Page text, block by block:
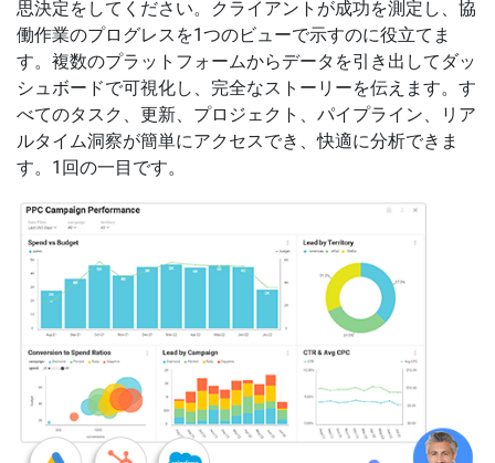
思決定をしてください。クライアントが成功を測定し、協
働作業のプログレスを1つのビューで示すのに役立てま
す。複数のプラットフォームからデータを引き出してダッ
シュボードで可視化し、完全なストーリーを伝えます。す
べてのタスク、更新、プロジェクト、パイプライン、リア
ルタイム洞察が簡単にアクセスでき、快適に分析できま
す。1回の一目です。